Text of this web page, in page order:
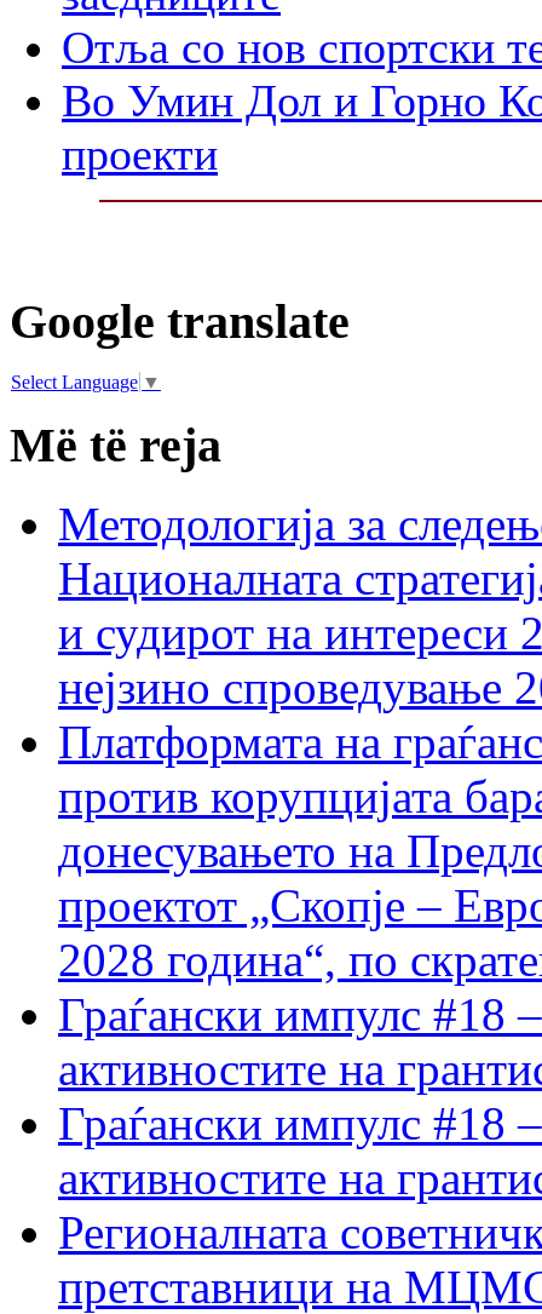
Отља со нов спортски
Во Умин Дол и Горно
проекти
Google translate
Select Language ▼
Më të reja
Методологија за
Националната
и судирот на интереси
нејзино спроведување
Платформата на
против корупцијата
донесувањето на
проектот „Скопје –
2028 година“, по
Граѓански импулс #18
активностите на
Граѓански импулс #18
активностите на
Регионалната
претставници на МЦМС